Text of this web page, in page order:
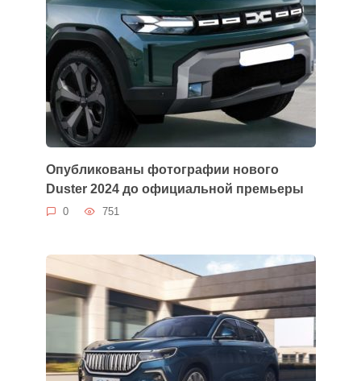
Опубликованы фотографии нового
Duster 2024 до официальной премьеры
0 751